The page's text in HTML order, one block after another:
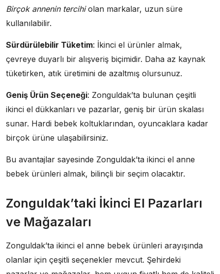
Birçok annenin tercihiolan markalar, uzun süre
kullanılabilir.
Sürdürülebilir Tüketim: İkinci el ürünler almak,
çevreye duyarlı bir alışveriş biçimidir. Daha az kaynak
tüketirken, atık üretimini de azaltmış olursunuz.
Geniş Ürün Seçeneği: Zonguldak’ta bulunan çeşitli
ikinci el dükkanları ve pazarlar, geniş bir ürün skalası
sunar. Hardi bebek koltuklarından, oyuncaklara kadar
birçok ürüne ulaşabilirsiniz.
Bu avantajlar sayesinde Zonguldak’ta ikinci el anne
bebek ürünleri almak, bilinçli bir seçim olacaktır.
Zonguldak’taki İkinci El Pazarları
ve Mağazaları
Zonguldak’ta ikinci el anne bebek ürünleri arayışında
olanlar için çeşitli seçenekler mevcut. Şehirdeki